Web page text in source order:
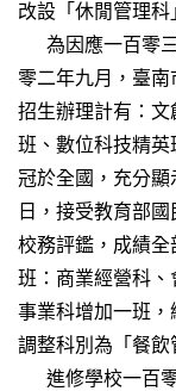
改設「休閒管理科
為因應一百零三
零二年九月，臺
招生辦理計有：
班、數位科技精
冠於全國，充分
日，接受教育部
校務評鑑，成績
班：商業經營科
事業科增加一班，
調整科別為「餐飲
進修學校一百零